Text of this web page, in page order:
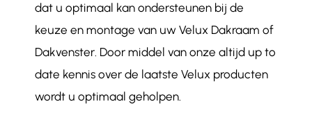
dat u optimaal kan ondersteunen bij de
keuze en montage van uw Velux Dakraam of
Dakvenster. Door middel van onze altijd up to
date kennis over de laatste Velux producten
wordt u optimaal geholpen.